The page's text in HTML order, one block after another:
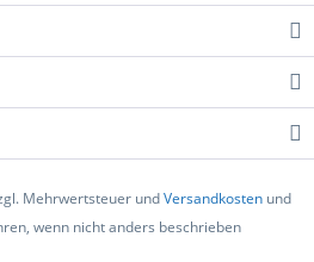
Mehrwertsteuer undVersandkostenund
wenn nicht anders beschrieben